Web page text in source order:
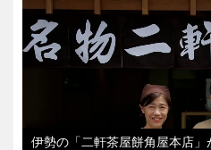
伊勢の「二軒茶屋餅角屋本店